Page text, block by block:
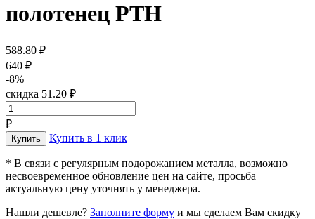
полотенец PTH
588.80 ₽
640 ₽
-8%
скидка 51.20 ₽
₽
Купить в 1 клик
* В связи с регулярным подорожанием металла, возможно
несвоевременное обновление цен на сайте, просьба
актуальную цену уточнять у менеджера.
Нашли дешевле? Заполните форму и мы сделаем Вам скидку